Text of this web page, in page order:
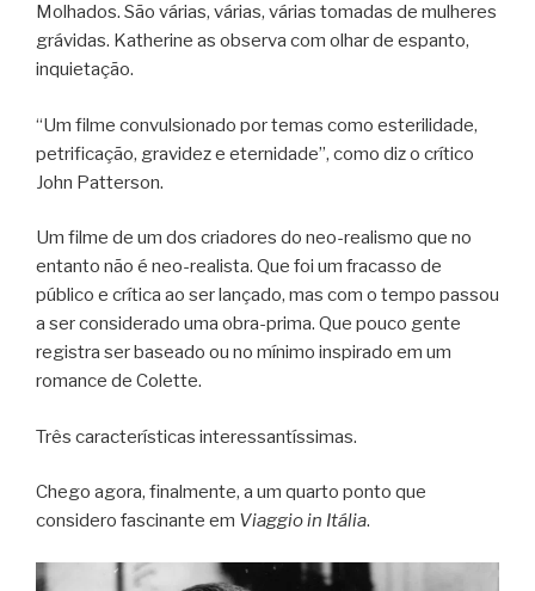
Molhados. São várias, várias, várias tomadas de mulheres
grávidas. Katherine as observa com olhar de espanto,
inquietação.
“Um filme convulsionado por temas como esterilidade,
petrificação, gravidez e eternidade”, como diz o crítico
John Patterson.
Um filme de um dos criadores do neo-realismo que no
entanto não é neo-realista. Que foi um fracasso de
público e crítica ao ser lançado, mas com o tempo passou
a ser considerado uma obra-prima. Que pouco gente
registra ser baseado ou no mínimo inspirado em um
romance de Colette.
Três características interessantíssimas.
Chego agora, finalmente, a um quarto ponto que
considero fascinante em Viaggio in Itália.